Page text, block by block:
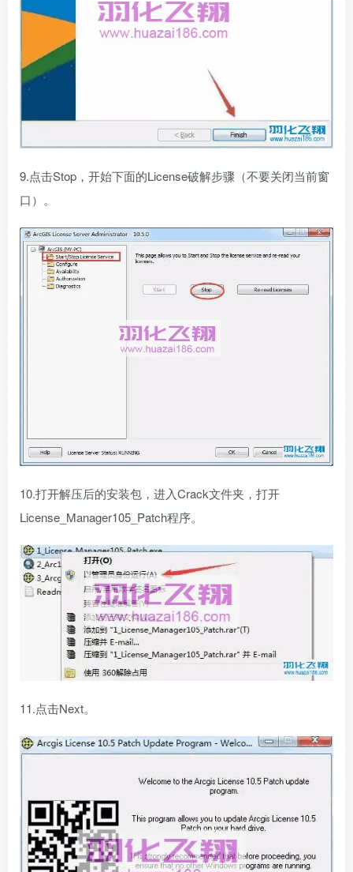
9.点击Stop，开始下面的License破解步骤（不要关闭当前窗
口）。
10.打开解压后的安装包，进入Crack文件夹，打开
License_Manager105_Patch程序。
11.点击Next。